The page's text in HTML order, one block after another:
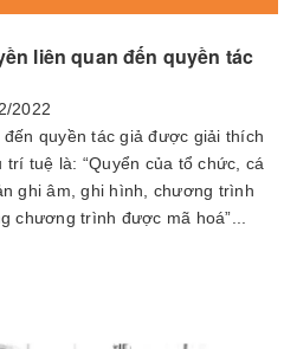
liên quan đến quyền tác
2022
quyền tác giả được giải thích
tuệ là: “Quyển của tổ chức, cá
ghi âm, ghi hình, chương trình
chương trình được mã hoá”...